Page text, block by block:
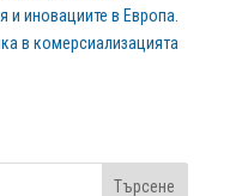
и иновациите в Европа.
в комерсиализацията